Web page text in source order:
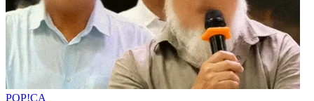
POP!CA